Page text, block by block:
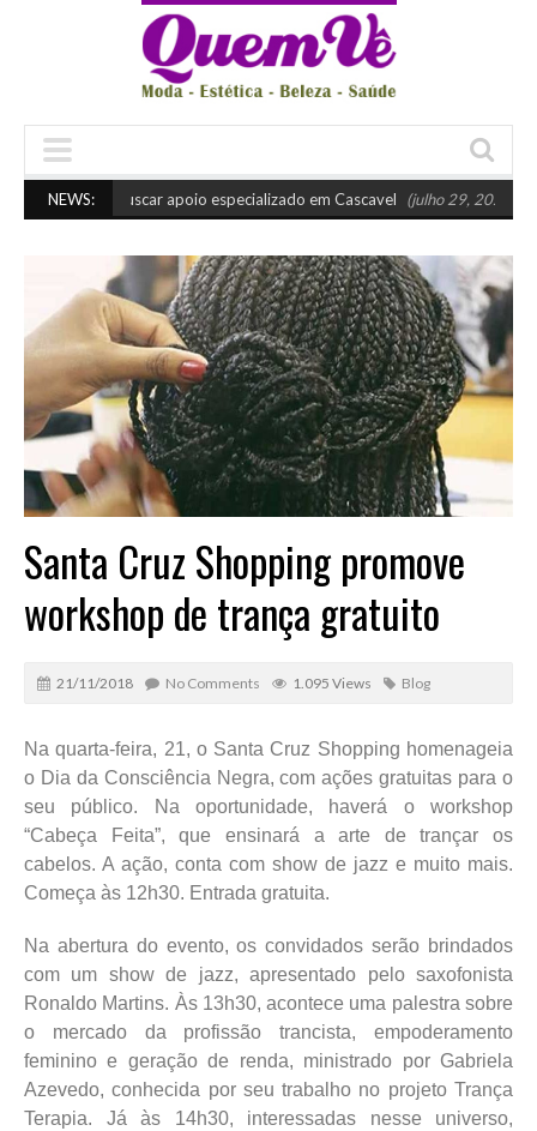
NEWS:
buscar apoio especializado em Cascavel (julho 29, 2026 10:45 am)
Santa Cruz Shopping promove
workshop de trança gratuito
21/11/2018 No Comments 1.095 Views Blog
Na quarta-feira, 21, o Santa Cruz Shopping homenageia
o Dia da Consciência Negra, com ações gratuitas para o
seu público. Na oportunidade, haverá o workshop
“Cabeça Feita”, que ensinará a arte de trançar os
cabelos. A ação, conta com show de jazz e muito mais.
Começa às 12h30. Entrada gratuita.
Na abertura do evento, os convidados serão brindados
com um show de jazz, apresentado pelo saxofonista
Ronaldo Martins. Às 13h30, acontece uma palestra sobre
o mercado da profissão trancista, empoderamento
feminino e geração de renda, ministrado por Gabriela
Azevedo, conhecida por seu trabalho no projeto Trança
Terapia. Já às 14h30, interessadas nesse universo,